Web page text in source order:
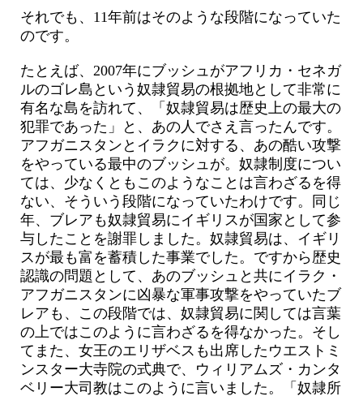
それでも、11年前はそのような段階になっていた
のです。
たとえば、2007年にブッシュがアフリカ・セネガ
ルのゴレ島という奴隷貿易の根拠地として非常に
有名な島を訪れて、「奴隷貿易は歴史上の最大の
犯罪であった」と、あの人でさえ言ったんです。
アフガニスタンとイラクに対する、あの酷い攻撃
をやっている最中のブッシュが。奴隷制度につい
ては、少なくともこのようなことは言わざるを得
ない、そういう段階になっていたわけです。同じ
年、ブレアも奴隷貿易にイギリスが国家として参
与したことを謝罪しました。奴隷貿易は、イギリ
スが最も富を蓄積した事業でした。ですから歴史
認識の問題として、あのブッシュと共にイラク・
アフガニスタンに凶暴な軍事攻撃をやっていたブ
レアも、この段階では、奴隷貿易に関しては言葉
の上ではこのように言わざるを得なかった。そし
てまた、女王のエリザベスも出席したウエストミ
ンスター大寺院の式典で、ウィリアムズ・カンタ
ベリー大司教はこのように言いました。「奴隷所